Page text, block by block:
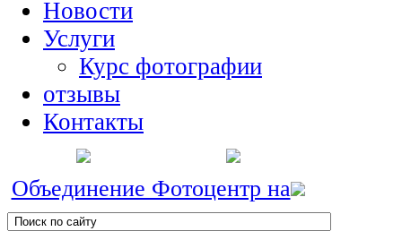
Новости
Услуги
Курс фотографии
отзывы
Контакты
Объединение Фотоцентр на